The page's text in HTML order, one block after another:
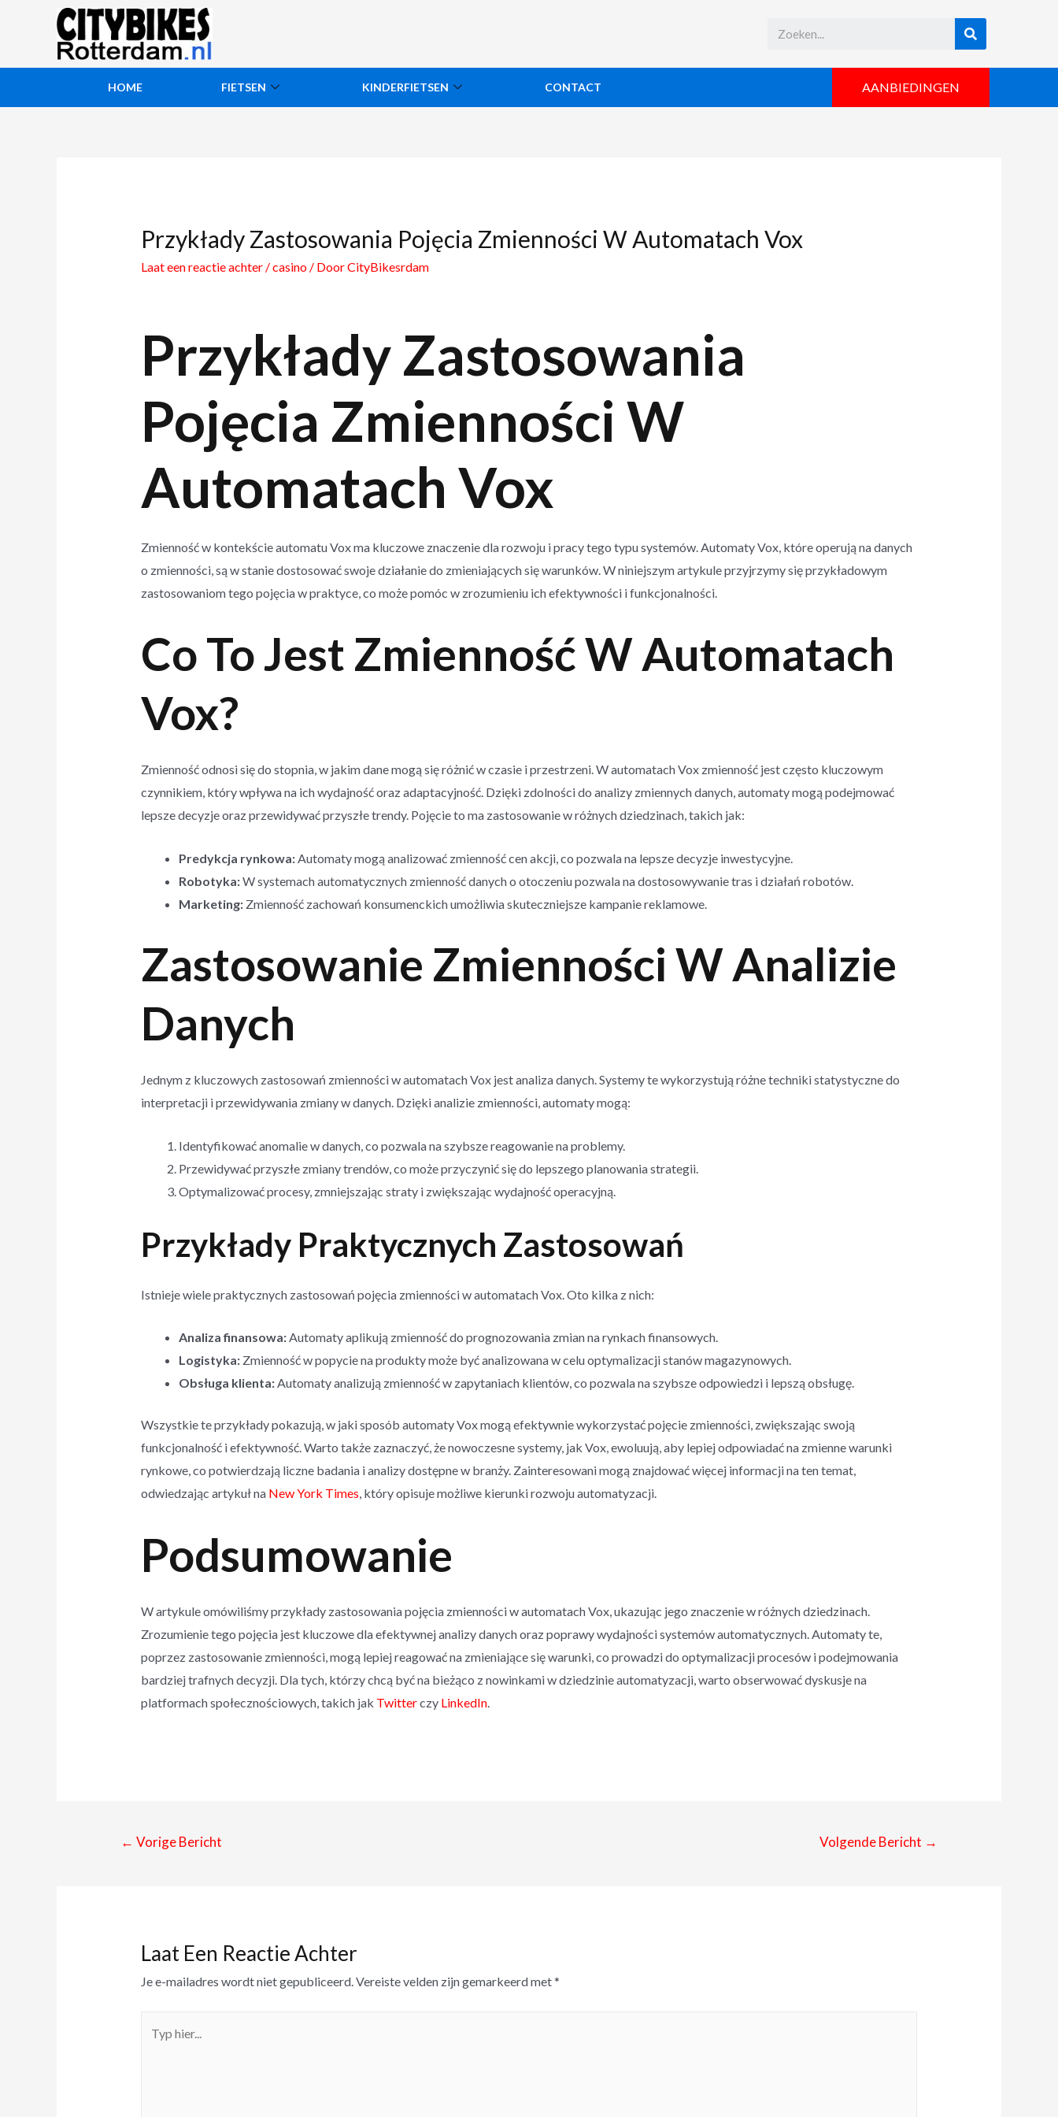
HOME FIETSEN KINDERFIETSEN CONTACT AANBIEDINGEN
Przykłady Zastosowania Pojęcia Zmienności W Automatach Vox
Laat een reactie achter /casino/ DoorCityBikesrdam
Przykłady Zastosowania
Pojęcia Zmienności W
Automatach Vox
Zmienność w kontekście automatu Vox ma kluczowe znaczenie dla rozwoju i pracy tego typu systemów. Automaty Vox, które operują na danych
o zmienności, są w stanie dostosować swoje działanie do zmieniających się warunków. W niniejszym artykule przyjrzymy się przykładowym
zastosowaniom tego pojęcia w praktyce, co może pomóc w zrozumieniu ich efektywności i funkcjonalności.
Co To Jest Zmienność W Automatach
Vox?
Zmienność odnosi się do stopnia, w jakim dane mogą się różnić w czasie i przestrzeni. W automatach Vox zmienność jest często kluczowym
czynnikiem, który wpływa na ich wydajność oraz adaptacyjność. Dzięki zdolności do analizy zmiennych danych, automaty mogą podejmować
lepsze decyzje oraz przewidywać przyszłe trendy. Pojęcie to ma zastosowanie w różnych dziedzinach, takich jak:
Predykcja rynkowa:Automaty mogą analizować zmienność cen akcji, co pozwala na lepsze decyzje inwestycyjne.
Robotyka:W systemach automatycznych zmienność danych o otoczeniu pozwala na dostosowywanie tras i działań robotów.
Marketing:Zmienność zachowań konsumenckich umożliwia skuteczniejsze kampanie reklamowe.
Zastosowanie Zmienności W Analizie
Danych
Jednym z kluczowych zastosowań zmienności w automatach Vox jest analiza danych. Systemy te wykorzystują różne techniki statystyczne do
interpretacji i przewidywania zmiany w danych. Dzięki analizie zmienności, automaty mogą:
Identyfikować anomalie w danych, co pozwala na szybsze reagowanie na problemy.
Przewidywać przyszłe zmiany trendów, co może przyczynić się do lepszego planowania strategii.
Optymalizować procesy, zmniejszając straty i zwiększając wydajność operacyjną.
Przykłady Praktycznych Zastosowań
Istnieje wiele praktycznych zastosowań pojęcia zmienności w automatach Vox. Oto kilka z nich:
Analiza finansowa:Automaty aplikują zmienność do prognozowania zmian na rynkach finansowych.
Logistyka:Zmienność w popycie na produkty może być analizowana w celu optymalizacji stanów magazynowych.
Obsługa klienta:Automaty analizują zmienność w zapytaniach klientów, co pozwala na szybsze odpowiedzi i lepszą obsługę.
Wszystkie te przykłady pokazują, w jaki sposób automaty Vox mogą efektywnie wykorzystać pojęcie zmienności, zwiększając swoją
funkcjonalność i efektywność. Warto także zaznaczyć, że nowoczesne systemy, jak Vox, ewoluują, aby lepiej odpowiadać na zmienne warunki
rynkowe, co potwierdzają liczne badania i analizy dostępne w branży. Zainteresowani mogą znajdować więcej informacji na ten temat,
odwiedzając artykuł na New York Times, który opisuje możliwe kierunki rozwoju automatyzacji.
Podsumowanie
W artykule omówiliśmy przykłady zastosowania pojęcia zmienności w automatach Vox, ukazując jego znaczenie w różnych dziedzinach.
Zrozumienie tego pojęcia jest kluczowe dla efektywnej analizy danych oraz poprawy wydajności systemów automatycznych. Automaty te,
poprzez zastosowanie zmienności, mogą lepiej reagować na zmieniające się warunki, co prowadzi do optymalizacji procesów i podejmowania
bardziej trafnych decyzji. Dla tych, którzy chcą być na bieżąco z nowinkami w dziedzinie automatyzacji, warto obserwować dyskusje na
platformach społecznościowych, takich jak Twitterczy LinkedIn.
← Vorige Bericht Volgende Bericht →
Laat Een Reactie Achter
Je e-mailadres wordt niet gepubliceerd. Vereiste velden zijn gemarkeerd met*